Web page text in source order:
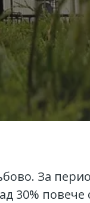
За
30%